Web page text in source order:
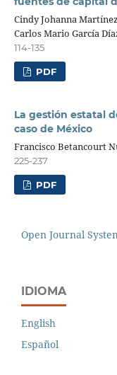
Cindy Johanna
Carlos Mario García
114-135
PDF
La gestión estatal
caso de México
Francisco Betancourt
225-237
PDF
Open Journal
IDIOMA
English
Español